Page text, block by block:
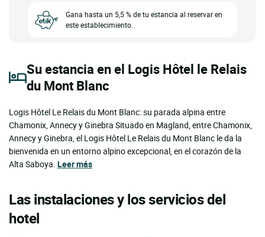
Gana hasta un 5,5 % de tu estancia al reservar en
este establecimiento.
Su estancia en el Logis Hôtel le Relais
du Mont Blanc
Logis Hôtel Le Relais du Mont Blanc: su parada alpina entre
Chamonix, Annecy y Ginebra Situado en Magland, entre Chamonix,
Annecy y Ginebra, el Logis Hôtel Le Relais du Mont Blanc le da la
bienvenida en un entorno alpino excepcional, en el corazón de la
Alta Saboya. Leer más
Las instalaciones y los servicios del
hotel